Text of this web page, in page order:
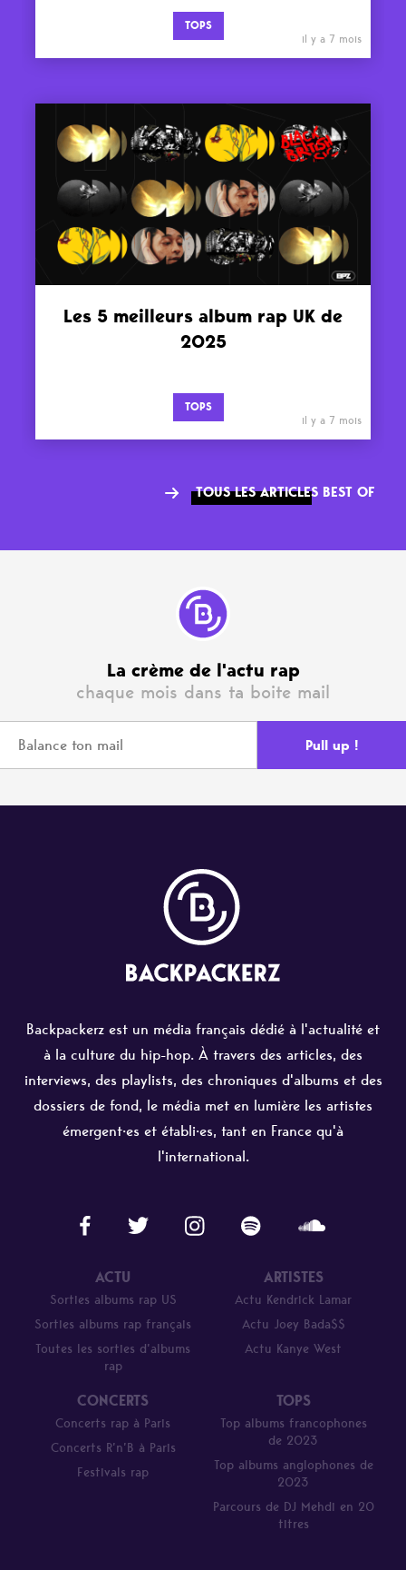
TOPS
il y a 7 mois
Les 5 meilleurs album rap UK de
2025
TOPS
il y a 7 mois
TOUS LES ARTICLES BEST OF
La crème de l'actu rap
chaque mois dans ta boite mail
Backpackerz est un média français dédié à l'actualité et
à la culture du hip-hop. À travers des articles, des
interviews, des playlists, des chroniques d'albums et des
dossiers de fond, le média met en lumière les artistes
émergent·es et établi·es, tant en France qu'à
l'international.
ACTU
Sorties albums rap US
Sorties albums rap français
Toutes les sorties d’albums
rap
ARTISTES
Actu Kendrick Lamar
Actu Joey Bada$$
Actu Kanye West
CONCERTS
Concerts rap à Paris
Concerts R’n’B à Paris
Festivals rap
TOPS
Top albums francophones
de 2023
Top albums anglophones de
2023
Parcours de DJ Mehdi en 20
titres